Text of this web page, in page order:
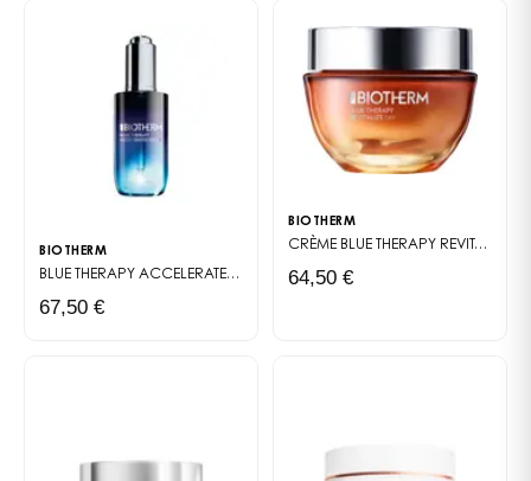
BIOTHERM
BLUE THERAPY ACCELERATED SÉRUM RÉPARATEUR ANTI-ÂGE
67,50 €
BIOTHERM
CRÈME BLUE THERAPY REVITALIZE DAY
64,50 €